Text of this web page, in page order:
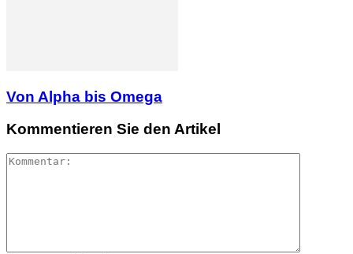
Von Alpha bis Omega
Kommentieren Sie den Artikel